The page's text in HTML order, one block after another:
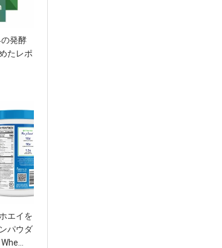
発酵
たレポ
エイを
パウダ